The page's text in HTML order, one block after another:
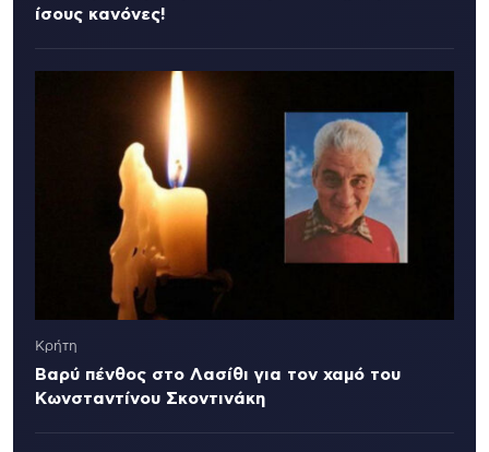
ίσους κανόνες!
Κρήτη
Βαρύ πένθος στο Λασίθι για τον χαμό του
Κωνσταντίνου Σκοντινάκη